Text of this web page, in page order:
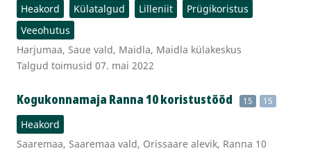
Heakord Külatalgud Lilleniit
Prügikoristus
Veeohutus
Harjumaa, Saue vald, Maidla, Maidla külakeskus
Talgud toimusid 07. mai 2022
Kogukonnamaja Ranna 10 koristustööd 15 15
Heakord
Saaremaa, Saaremaa vald, Orissaare alevik, Ranna 10